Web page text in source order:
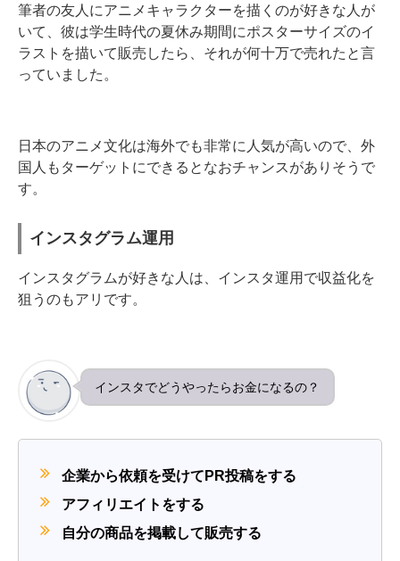
筆者の友人にアニメキャラクターを描くのが好きな人が
いて、彼は学生時代の夏休み期間にポスターサイズのイ
ラストを描いて販売したら、それが何十万で売れたと言
っていました。
日本のアニメ文化は海外でも非常に人気が高いので、外
国人もターゲットにできるとなおチャンスがありそうで
す。
インスタグラム運用
インスタグラムが好きな人は、インスタ運用で収益化を
狙うのもアリです。
インスタでどうやったらお金になるの？
企業から依頼を受けてPR投稿をする
アフィリエイトをする
自分の商品を掲載して販売する